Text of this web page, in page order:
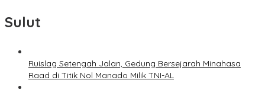
Sulut
Ruislag Setengah Jalan, Gedung Bersejarah Minahasa
Raad di Titik Nol Manado Milik TNI-AL